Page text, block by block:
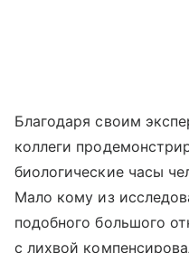
Благодаря своим
коллеги
биологические часы
Мало кому из
подобного большого
с лихвой